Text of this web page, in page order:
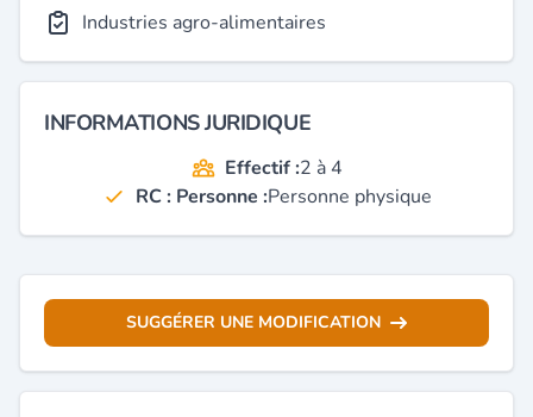
Industries agro-alimentaires
INFORMATIONS JURIDIQUE
Effectif :2 à 4
RC : Personne :Personne physique
SUGGÉRER UNE MODIFICATION